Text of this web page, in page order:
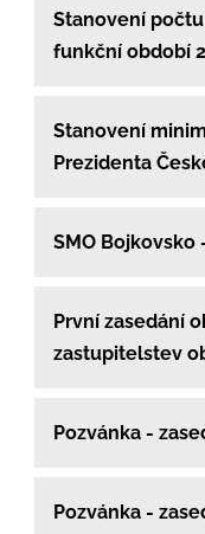
Stanovení
funkční období
Stanovení
Prezidenta
SMO Bojkovsko
První zasedání
zastupitelstev
Pozvánka -
Pozvánka -